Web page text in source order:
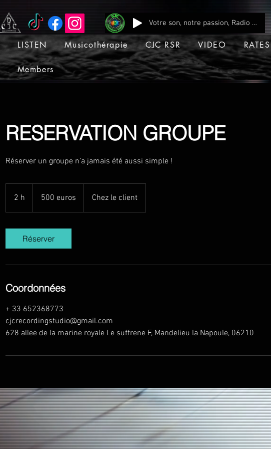
Votre son, notre passion, Radio CJC Recording Studio , là où chaque note prend vie !
LISTEN Musicothérapie CJC RSR VIDEO RATES
Members
RESERVATION GROUPE
Réserver un groupe n’a jamais été aussi simple !
2 h
h
500 euros Chez le client
Réserver
Coordonnées
+ 33 652368773
cjcrecordingstudio@gmail.com
628 allee de la marine royale Le suffrene F, Mandelieu la Napoule, 06210